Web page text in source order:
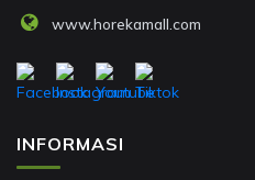
INFORMASI
www.horekamall.com